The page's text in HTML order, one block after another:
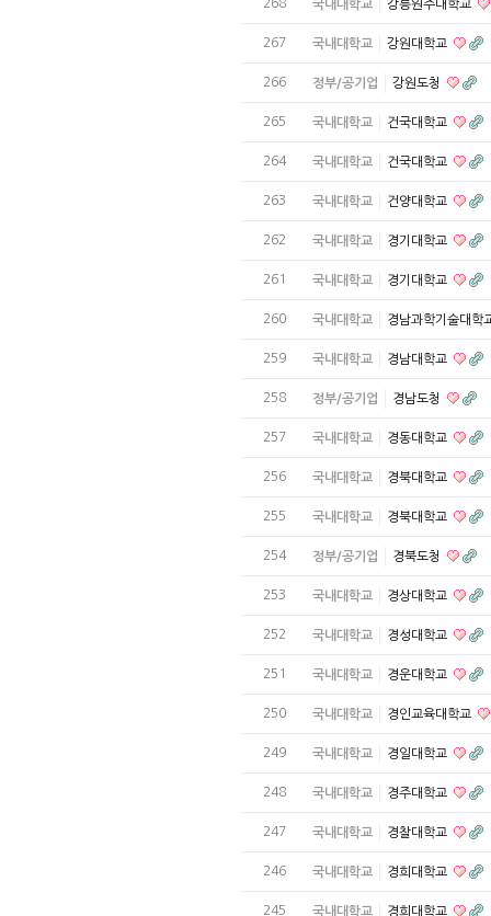
268 국내대학교 강릉원주대학교
267 국내대학교 강원대학교
266 정부/공기업 강원도청
265 국내대학교 건국대학교
264 국내대학교 건국대학교
263 국내대학교 건양대학교
262 국내대학교 경기대학교
261 국내대학교 경기대학교
260 국내대학교 경남과학기술대학
259 국내대학교 경남대학교
258 정부/공기업 경남도청
257 국내대학교 경동대학교
256 국내대학교 경북대학교
255 국내대학교 경북대학교
254 정부/공기업 경북도청
253 국내대학교 경상대학교
252 국내대학교 경성대학교
251 국내대학교 경운대학교
250 국내대학교 경인교육대학교
249 국내대학교 경일대학교
248 국내대학교 경주대학교
247 국내대학교 경찰대학교
246 국내대학교 경희대학교
245 국내대학교 경희대학교